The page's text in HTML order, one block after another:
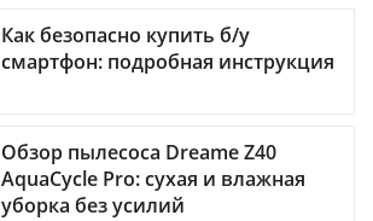
Как безопасно купить б/у
смартфон: подробная инструкция
Обзор пылесоса Dreame Z40
AquaCycle Pro: сухая и влажная
уборка без усилий